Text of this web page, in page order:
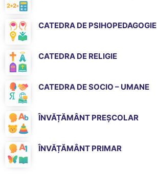
CATEDRA DE PSIHOPEDAGOGIE
CATEDRA DE RELIGIE
CATEDRA DE SOCIO – UMANE
ÎNVĂȚĂMÂNT PREȘCOLAR
ÎNVĂȚĂMÂNT PRIMAR